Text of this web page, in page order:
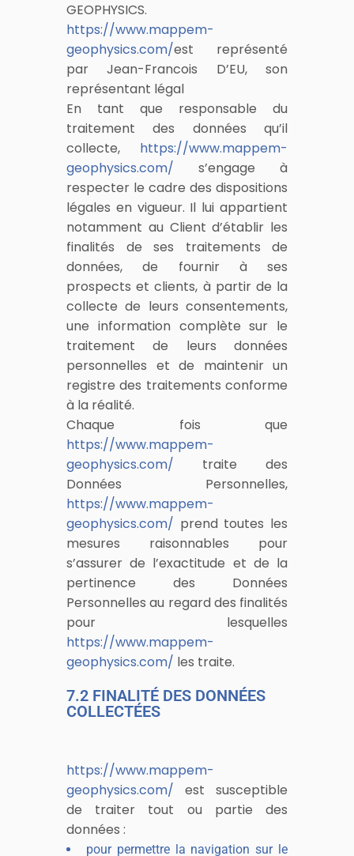
GEOPHYSICS.
https://www.mappem-
geophysics.com/est représenté
par Jean-Francois D’EU, son
représentant légal
En tant que responsable du
traitement des données qu’il
collecte, https://www.mappem-
geophysics.com/ s’engage à
respecter le cadre des dispositions
légales en vigueur. Il lui appartient
notamment au Client d’établir les
finalités de ses traitements de
données, de fournir à ses
prospects et clients, à partir de la
collecte de leurs consentements,
une information complète sur le
traitement de leurs données
personnelles et de maintenir un
registre des traitements conforme
à la réalité.
Chaque fois que
https://www.mappem-
geophysics.com/ traite des
Données Personnelles,
https://www.mappem-
geophysics.com/ prend toutes les
mesures raisonnables pour
s’assurer de l’exactitude et de la
pertinence des Données
Personnelles au regard des finalités
pour lesquelles
https://www.mappem-
geophysics.com/ les traite.
7.2 FINALITÉ DES DONNÉES
COLLECTÉES
https://www.mappem-
geophysics.com/ est susceptible
de traiter tout ou partie des
données :
pour permettre la navigation sur le